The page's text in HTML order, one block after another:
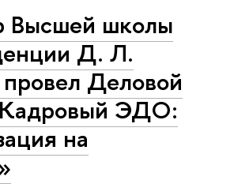
Высшей школы
Д. Л.
Деловой
ЭДО:
на